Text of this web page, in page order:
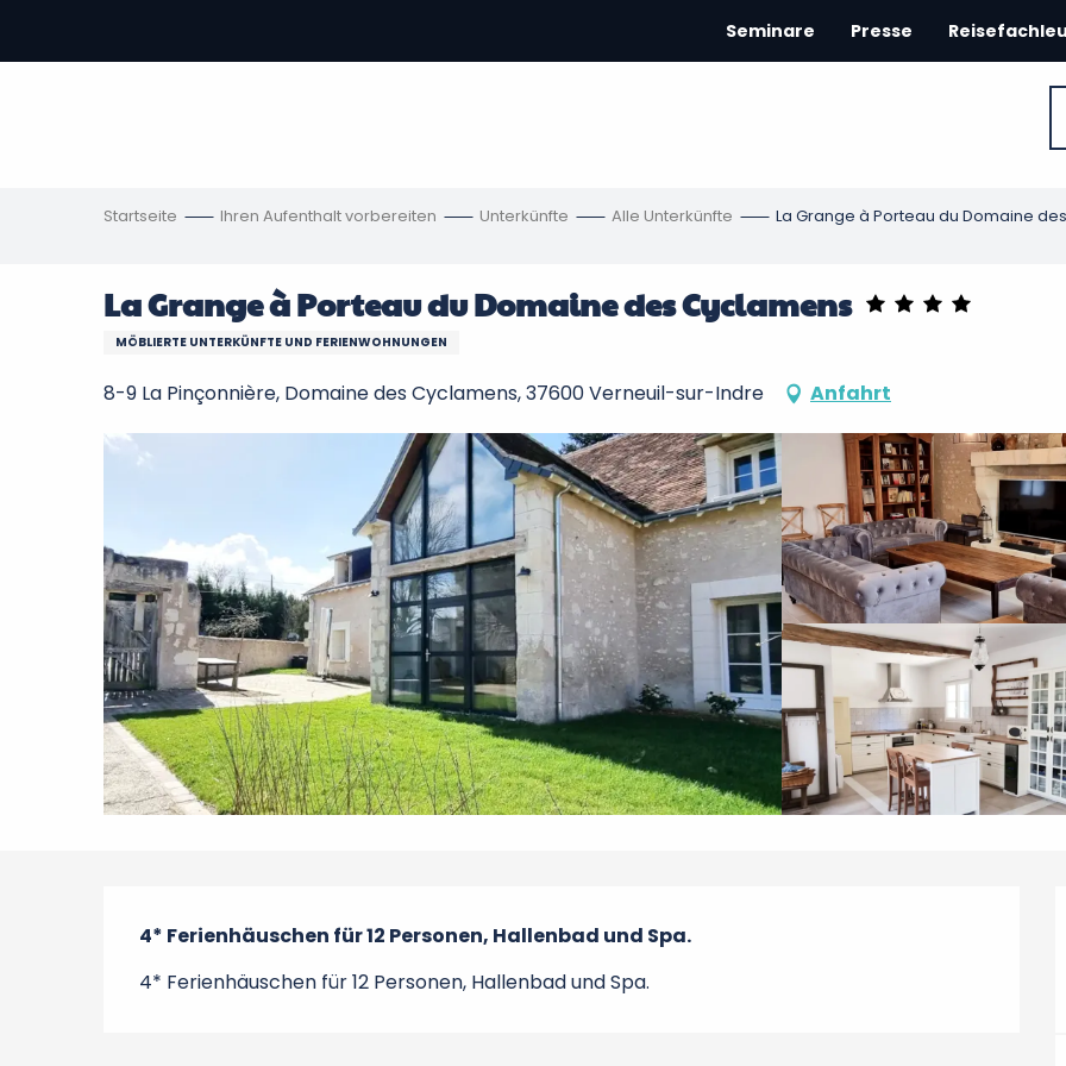
contenu
Seminare Presse
Startseite Ihren Aufenthalt vorbereiten Unterkünfte Alle Unterkünfte La Grange à Porteau du Domaine
La Grange à Porteau du Domaine des Cyclamens
MÖBLIERTE UNTERKÜNFTE UND FERIENWOHNUNGEN
8-9 La Pinçonnière, Domaine des Cyclamens, 37600 Verneuil-sur-Indre Anfahrt
Beschreibung
4* Ferienhäuschen für 12 Personen, Hallenbad und Spa.
4* Ferienhäuschen für 12 Personen, Hallenbad und Spa.